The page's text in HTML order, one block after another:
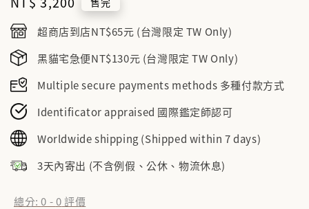
price
超商店到店NT$65元 (台灣限定 TW Only)
黑貓宅急便NT$130元 (台灣限定 TW Only)
Multiple secure payments methods 多種付款方式
Identificator appraised 國際鑑定師認可
Worldwide shipping (Shipped within 7 days)
3天內寄出 (不含例假、公休、物流休息)
總分:0 -0評價